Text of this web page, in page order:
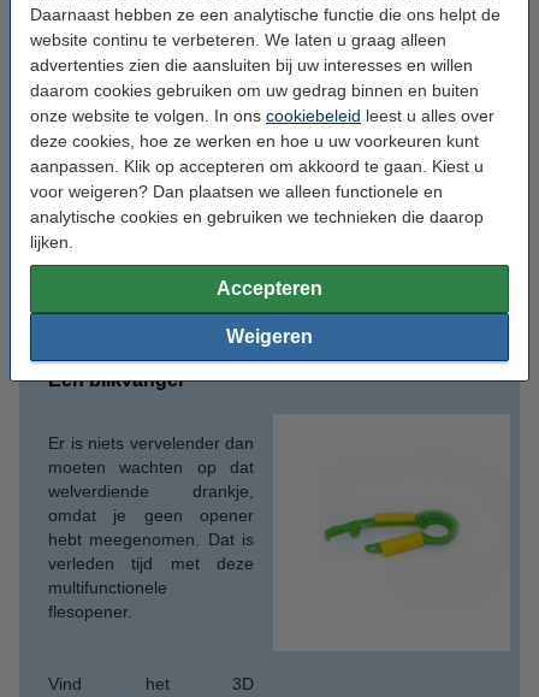
Daarnaast hebben ze een analytische functie die ons helpt de
website continu te verbeteren. We laten u graag alleen
advertenties zien die aansluiten bij uw interesses en willen
daarom cookies gebruiken om uw gedrag binnen en buiten
onze website te volgen. In ons cookiebeleid leest u alles over
deze cookies, hoe ze werken en hoe u uw voorkeuren kunt
aanpassen. Klik op accepteren om akkoord te gaan. Kiest u
voor weigeren? Dan plaatsen we alleen functionele en
analytische cookies en gebruiken we technieken die daarop
lijken.
Accepteren
Weigeren
Mark my words
Het herkennen van je eigen
golfballetje wordt een stuk
makkelijker wanneer ze
gemarkeerd zijn. Dat doe je
in stijl met je eigen golfbal
marker..
Vind het 3D
ontwerphier(Thingiverse).
Een blikvanger
Er is niets vervelender dan
moeten wachten op dat
welverdiende drankje,
omdat je geen opener
hebt meegenomen. Dat is
verleden tijd met deze
multifunctionele
flesopener.
Vind het 3D